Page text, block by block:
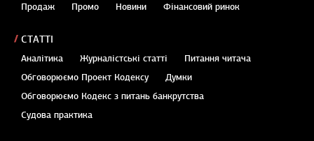
Продаж
Промо Новини Фінансовий ринок
СТАТТІ
Аналітика Журналістські статті
Питання читача
Обговорюємо Проект Кодексу
Думки
Обговорюємо Кодекс з питань банкрутства
Судова практика